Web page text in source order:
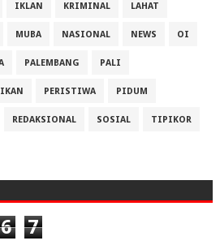
IKLAN KRIMINAL LAHAT
MUBA NASIONAL NEWS OI
PALEMBANG PALI
PERISTIWA PIDUM
REDAKSIONAL SOSIAL TIPIKOR
6 7